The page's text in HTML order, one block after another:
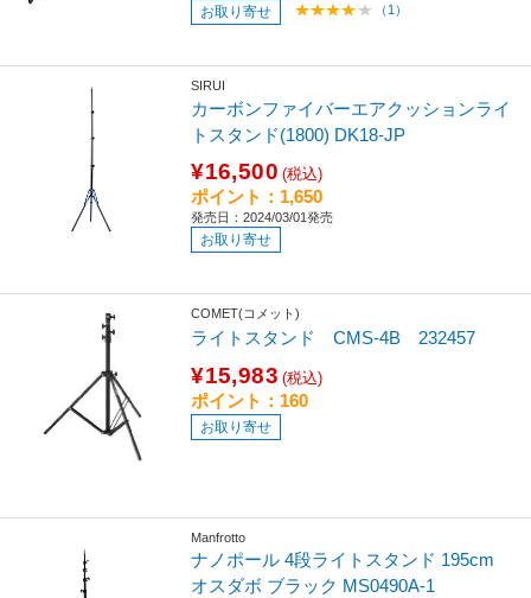
お取り寄せ （1）
SIRUI
カーボンファイバーエアクッションライ
トスタンド(1800) DK18-JP
¥16,500 (税込)
ポイント：1,650
発売日：2024/03/01発売
お取り寄せ
COMET(コメット)
ライトスタンド CMS-4B 232457
¥15,983 (税込)
ポイント：160
お取り寄せ
Manfrotto
ナノポール 4段ライトスタンド 195cm
オスダボ ブラック MS0490A-1